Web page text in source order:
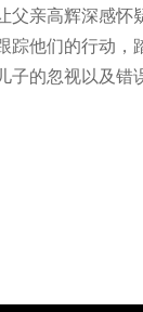
父亲高辉深感
他们的行动，
的忽视以及错误